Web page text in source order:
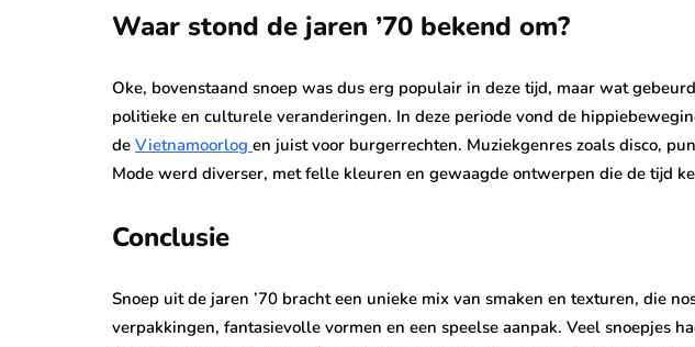
Waar stond de jaren ’70 bekend om?
Oke, bovenstaand snoep was dus erg populair in deze tijd, maar wat
politieke en culturele veranderingen. In deze periode vond de
de Vietnamoorlog en juist voor burgerrechten. Muziekgenres zoals disco,
Mode werd diverser, met felle kleuren en gewaagde ontwerpen die de tijd
Conclusie
Snoep uit de jaren ’70 bracht een unieke mix van smaken en texturen, die
verpakkingen, fantasievolle vormen en een speelse aanpak. Veel snoepjes